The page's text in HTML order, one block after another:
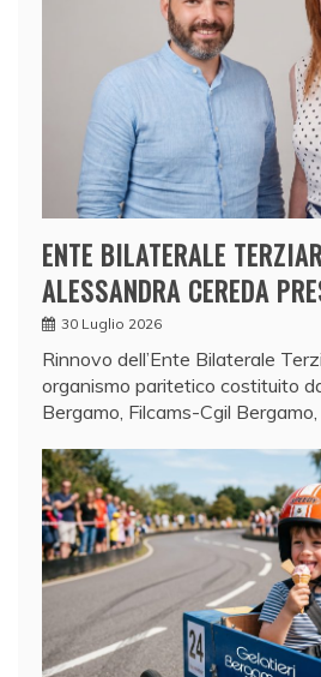
ENTE BILATERALE
ALESSANDRA CEREDA
30 Luglio 2026
Rinnovo dell’Ente Bilaterale
organismo paritetico costituito
Bergamo, Filcams-Cgil